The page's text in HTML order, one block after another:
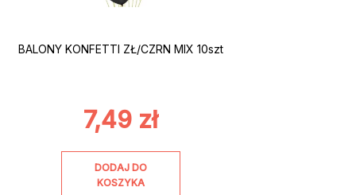
BALONY KONFETTI ZŁ/CZRN MIX 10szt
7,49 zł
DODAJ DO
KOSZYKA